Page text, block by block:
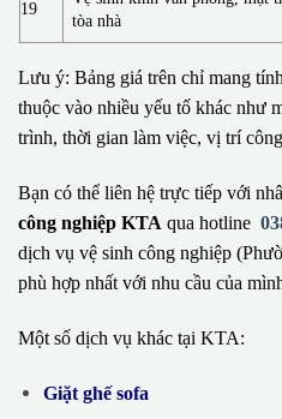
19
tòa nhà
Lưu ý: Bảng giá trên chỉ mang
thuộc vào nhiều yếu tố khác như
trình, thời gian làm việc, vị trí
Bạn có thể liên hệ trực tiếp với
công nghiệp KTA qua hotline
dịch vụ vệ sinh công nghiệp
phù hợp nhất với nhu cầu của
Một số dịch vụ khác tại KTA:
Giặt ghế sofa